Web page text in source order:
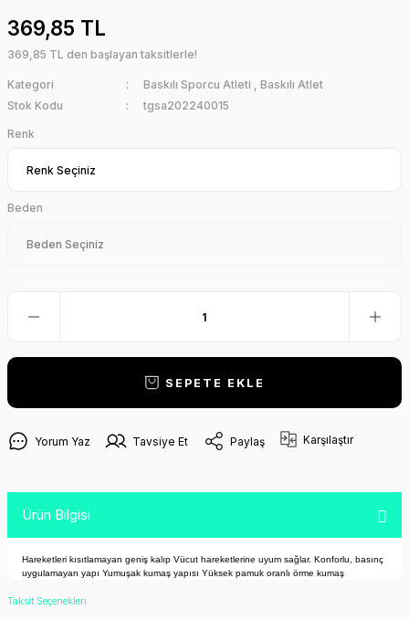
369,85 TL
369,85 TL den başlayan taksitlerle!
Kategori Baskılı Sporcu Atleti , Baskılı Atlet
Stok Kodu
tgsa202240015
Renk
Beden
SEPETE EKLE
Yorum Yaz Tavsiye Et Paylaş Karşılaştır
Ürün Bilgisi
Hareketleri kısıtlamayan geniş kalıp Vücut hareketlerine uyum sağlar. Konforlu, basınç
uygulamayan yapı Yumuşak kumaş yapısı Yüksek pamuk oranlı örme kumaş
Taksit Seçenekleri